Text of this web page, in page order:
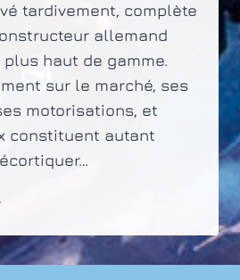
tardivement, complète
allemand
plus haut de gamme.
sur le marché, ses
motorisations, et
constituent autant